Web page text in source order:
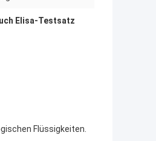
Elisa-Testsatz
Flüssigkeiten.